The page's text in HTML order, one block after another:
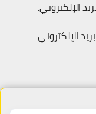
الإلكتروني.
الإلكتروني.